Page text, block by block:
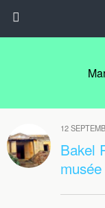
12
Bakel